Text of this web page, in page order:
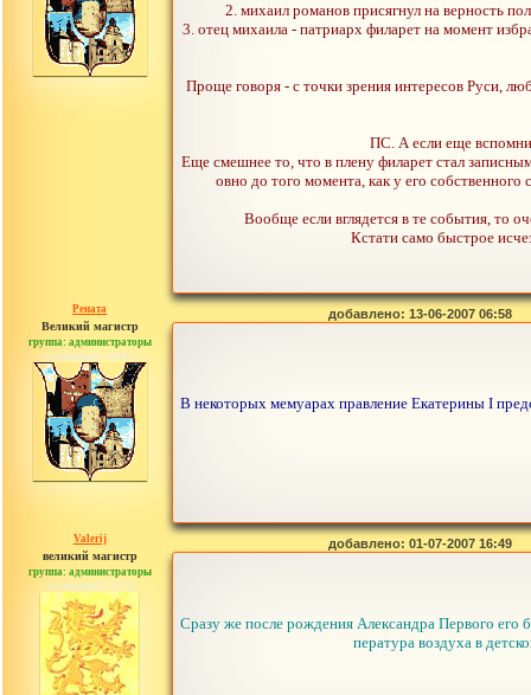
2. михаил романов присягнул на верность
3. отец михаила - патриарх филарет на момент
Проще говоря - с точки зрения интересов Руси,
ПС. А если еще
Еще смешнее то, что в плену филарет стал
овно до того момента, как у его
Вообще если вглядется в те события, то
Кстати само быстрое
Рената
Великий магистр
группа: администраторы
сообщений: 30442
добавлено: 13-06-2007 06:58
В некоторых мемуарах правление Екатерины I
Valerij
великий магистр
группа: администраторы
сообщений: 3753
добавлено: 01-07-2007 16:49
Сразу же после рождения Александра Первого его
пература воздуха в